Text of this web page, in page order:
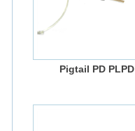
Pigtail PD PLPD